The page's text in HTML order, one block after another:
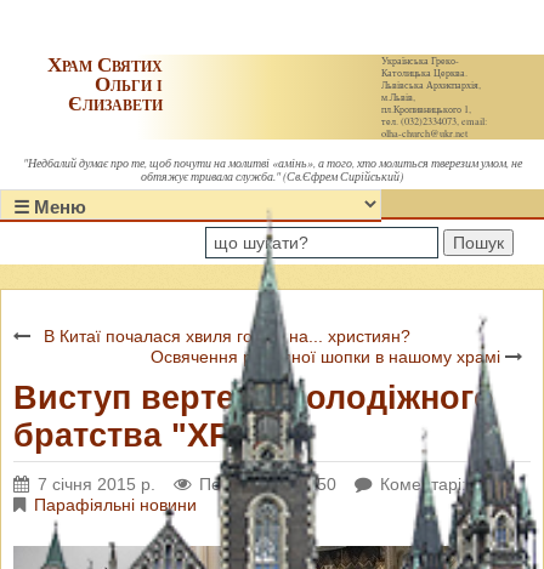
Українська Греко-
Католицька Церква.
Львівська Архиєпархія,
м.Львів,
пл.Кропивницького 1,
тел. (032)2334073, email:
olha-church@ukr.net
Храм Святих
Ольги і
Єлизавети
"Недбалий думає про те, щоб почути на молитві «амінь», а того, хто молиться тверезим умом, не
обтяжує тривала служба." (Св.Єфрем Сирійський)
Пошук
В Китаї почалася хвиля гонінь на... християн?
Освячення різдвяної шопки в нашому храмі
Виступ вертепу молодіжного
братства "ХРАМ"
7 січня 2015 р. Переглядів: 5150
Коментарі: 0
Парафіяльні новини